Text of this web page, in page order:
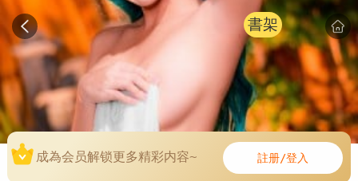
書架
成為会员解锁更多精彩内容~ 註册/登入